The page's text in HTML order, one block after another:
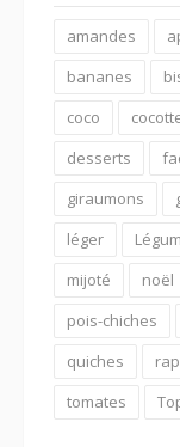
amandes
bananes
coco
desserts
giraumons
léger
mijoté
noël
pois-chiches
quiches
tomates